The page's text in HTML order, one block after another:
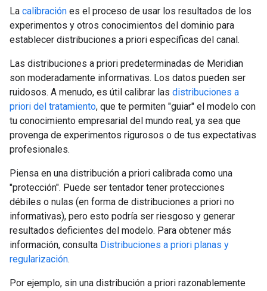
La calibración es el proceso de usar los resultados de los
experimentos y otros conocimientos del dominio para
establecer distribuciones a priori específicas del canal.
Las distribuciones a priori predeterminadas de Meridian
son moderadamente informativas. Los datos pueden ser
ruidosos. A menudo, es útil calibrar las distribuciones a
priori del tratamiento, que te permiten "guiar" el modelo con
tu conocimiento empresarial del mundo real, ya sea que
provenga de experimentos rigurosos o de tus expectativas
profesionales.
Piensa en una distribución a priori calibrada como una
"protección". Puede ser tentador tener protecciones
débiles o nulas (en forma de distribuciones a priori no
informativas), pero esto podría ser riesgoso y generar
resultados deficientes del modelo. Para obtener más
información, consulta Distribuciones a priori planas y
regularización.
Por ejemplo, sin una distribución a priori razonablemente